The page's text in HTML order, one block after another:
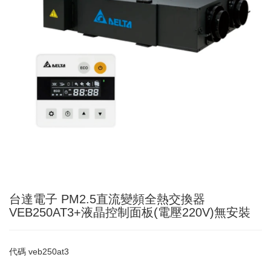
台達電子 PM2.5直流變頻全熱交換器
VEB250AT3+液晶控制面板(電壓220V)無安裝
代碼 veb250at3